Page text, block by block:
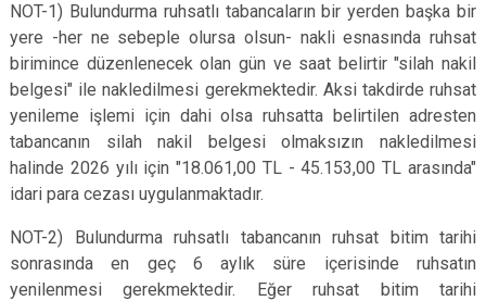
Karasu
Kaynarca
Kocaali
Arifiye
Erenler
Serdivan
NOT-1) Bulundurma ruhsatlı tabancaların bir yerden başka bir
yere -her ne sebeple olursa olsun- nakli esnasında ruhsat
birimince düzenlenecek olan gün ve saat belirtir "silah nakil
belgesi" ile nakledilmesi gerekmektedir. Aksi takdirde ruhsat
yenileme işlemi için dahi olsa ruhsatta belirtilen adresten
tabancanın silah nakil belgesi olmaksızın nakledilmesi
halinde 2026 yılı için "18.061,00 TL - 45.153,00 TL arasında"
idari para cezası uygulanmaktadır.
NOT-2) Bulundurma ruhsatlı tabancanın ruhsat bitim tarihi
sonrasında en geç 6 aylık süre içerisinde ruhsatın
yenilenmesi gerekmektedir. Eğer ruhsat bitim tarihi